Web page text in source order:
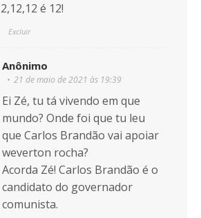
é 12!
Excluir
Anônimo
21 de maio de 2021 às 19:39
Ei Zé, tu tá vivendo em que
mundo? Onde foi que tu leu
que Carlos Brandão vai apoiar
weverton rocha?
Acorda Zé! Carlos Brandão é o
candidato do governador
comunista.